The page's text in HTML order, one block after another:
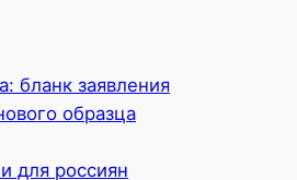
бланк заявления
образца
для россиян